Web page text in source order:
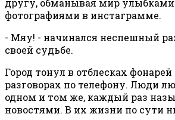
другу, обманывая мир
фотографиями в инстаграмме.
- Мяу! - начинался неспешный
своей судьбе.
Город тонул в отблесках
разговорах по телефону. Люди
одном и том же, каждый раз
новостями. В их жизни по сути